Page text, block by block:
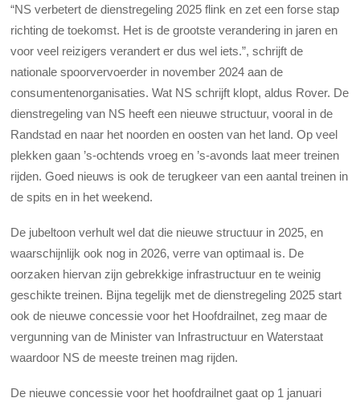
“NS verbetert de dienstregeling 2025 flink en zet een forse stap
richting de toekomst. Het is de grootste verandering in jaren en
voor veel reizigers verandert er dus wel iets.”, schrijft de
nationale spoorvervoerder in november 2024 aan de
consumentenorganisaties. Wat NS schrijft klopt, aldus Rover. De
dienstregeling van NS heeft een nieuwe structuur, vooral in de
Randstad en naar het noorden en oosten van het land. Op veel
plekken gaan ’s-ochtends vroeg en ’s-avonds laat meer treinen
rijden. Goed nieuws is ook de terugkeer van een aantal treinen in
de spits en in het weekend.
De jubeltoon verhult wel dat die nieuwe structuur in 2025, en
waarschijnlijk ook nog in 2026, verre van optimaal is. De
oorzaken hiervan zijn gebrekkige infrastructuur en te weinig
geschikte treinen. Bijna tegelijk met de dienstregeling 2025 start
ook de nieuwe concessie voor het Hoofdrailnet, zeg maar de
vergunning van de Minister van Infrastructuur en Waterstaat
waardoor NS de meeste treinen mag rijden.
De nieuwe concessie voor het hoofdrailnet gaat op 1 januari